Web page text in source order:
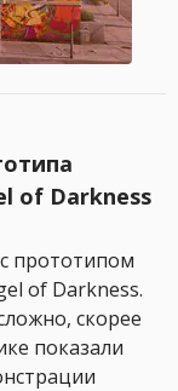
of Darkness
прототипом
of Darkness.
скорее
показали